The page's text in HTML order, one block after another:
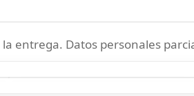
entrega. Datos personales